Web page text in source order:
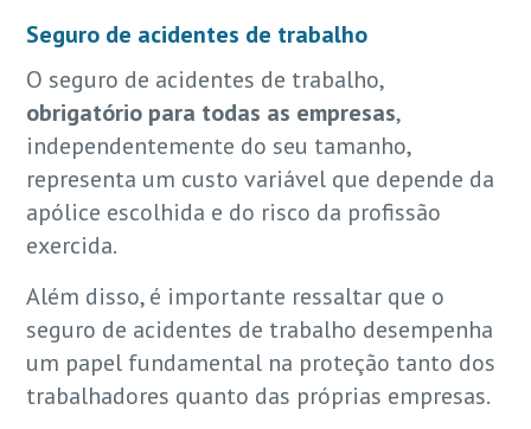
Seguro de acidentes de trabalho
O seguro de acidentes de trabalho,
obrigatório para todas as empresas,
independentemente do seu tamanho,
representa um custo variável que depende da
apólice escolhida e do risco da profissão
exercida.
Além disso, é importante ressaltar que o
seguro de acidentes de trabalho desempenha
um papel fundamental na proteção tanto dos
trabalhadores quanto das próprias empresas.